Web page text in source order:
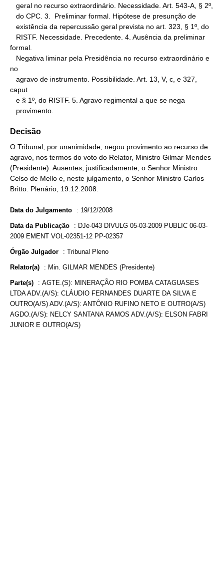
formal.
no
caput
   provimento.
Decisão
O Tribunal, por unanimidade, negou provimento ao recurso de
agravo, nos termos do voto do Relator, Ministro Gilmar Mendes
(Presidente). Ausentes, justificadamente, o Senhor Ministro
Celso de Mello e, neste julgamento, o Senhor Ministro Carlos
Britto. Plenário, 19.12.2008.
Data do Julgamento : 19/12/2008
Data da Publicação : DJe-043 DIVULG 05-03-2009 PUBLIC 06-03-
2009 EMENT VOL-02351-12 PP-02357
Órgão Julgador : Tribunal Pleno
Relator(a) : Min. GILMAR MENDES (Presidente)
Parte(s) : AGTE.(S): MINERAÇÃO RIO POMBA CATAGUASES
LTDA ADV.(A/S): CLÁUDIO FERNANDES DUARTE DA SILVA E
OUTRO(A/S) ADV.(A/S): ANTÔNIO RUFINO NETO E OUTRO(A/S)
AGDO.(A/S): NELCY SANTANA RAMOS ADV.(A/S): ELSON FABRI
JUNIOR E OUTRO(A/S)